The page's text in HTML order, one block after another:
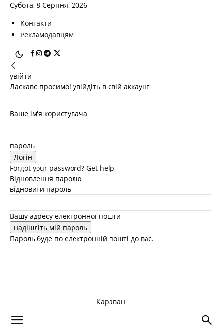
Субота, 8 Серпня, 2026
Контакти
Рекламодавцям
увійти
Ласкаво просимо! увійдіть в свій аккаунт
Ваше ім'я користувача
пароль
Forgot your password? Get help
Відновлення паролю
відновити пароль
Вашу адресу електронної пошти
Пароль буде по електронній пошті до вас.
Караван